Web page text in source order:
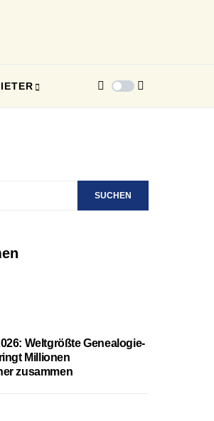
SUCHEN
Weltgrößte Genealogie-
Millionen
zusammen